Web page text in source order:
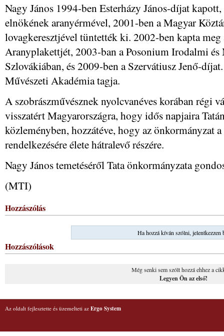
Nagy János 1994-ben Esterházy János-díjat
elnökének aranyérmével, 2001-ben a Magyar
lovagkeresztjével tüntették ki. 2002-ben kapta meg
Aranyplakettjét, 2003-ban a Posonium Irodalmi
Szlovákiában, és 2009-ben a Szervátiusz Jenő-
Művészeti Akadémia tagja.
A szobrászművésznek nyolcvanéves korában régi
visszatért Magyarországra, hogy idős napjaira
közleményben, hozzátéve, hogy az önkormányzat
rendelkezésére élete hátralevő részére.
Nagy János temetéséről Tata önkormányzata
(MTI)
Hozzászólás
Ha hozzá kíván szólni, jelentkezzen
Hozzászólások
Még senki sem szólt hozzá ehhez a
Legyen Ön az első!
Az oldalt fejlesztette és üzemelteti az Ergo System